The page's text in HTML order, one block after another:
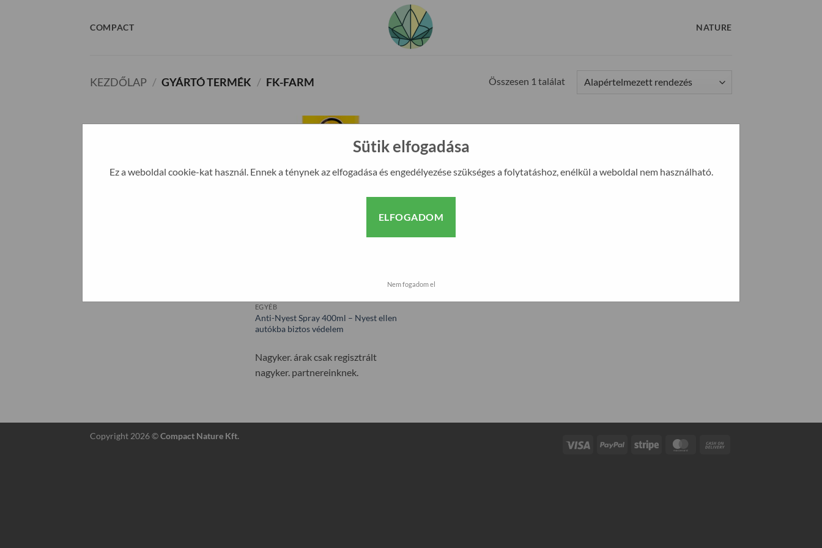
COMPACT NATURE
KEZDŐLAP / GYÁRTÓ TERMÉK / FK-FARM Összesen 1 találat
EGYÉB
Anti-Nyest Spray 400ml – Nyest ellen
autókba biztos védelem
Nagyker. árak csak regisztrált
nagyker. partnereinknek.
Visa PayPal Stripe MasterCard
Copyright 2026 ©Compact Nature Kft.
Sütik elfogadása
Ez a weboldal cookie-kat használ. Ennek a ténynek az elfogadása és engedélyezése szükséges a folytatáshoz, enélkül a weboldal nem használható.
ELFOGADOM
Nem fogadom el